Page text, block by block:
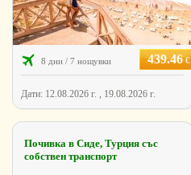
8 дни / 7 нощувки 439.46€
Дати: 12.08.2026 г. , 19.08.2026 г.
Почивка в Сиде, Турция със
собствен транспорт